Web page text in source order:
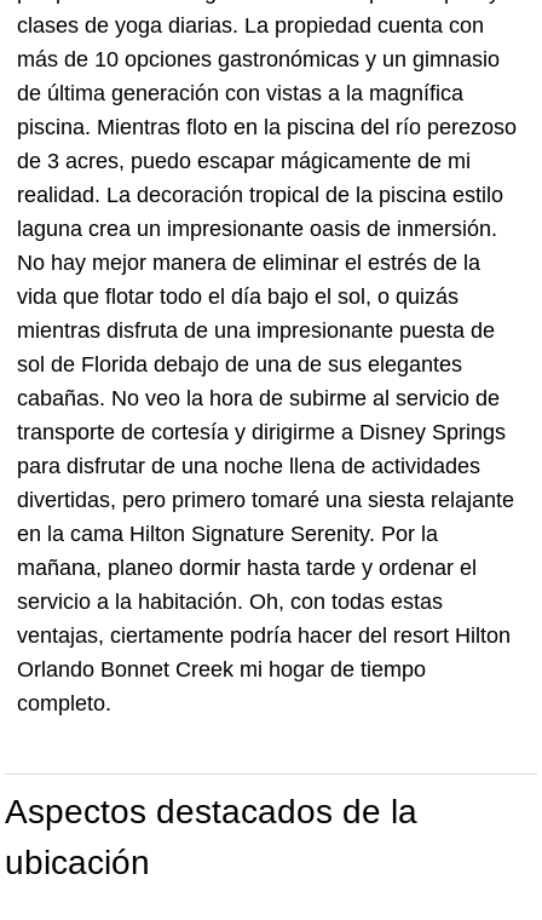
clases de yoga diarias. La propiedad cuenta con
más de 10 opciones gastronómicas y un gimnasio
de última generación con vistas a la magnífica
piscina. Mientras floto en la piscina del río perezoso
de 3 acres, puedo escapar mágicamente de mi
realidad. La decoración tropical de la piscina estilo
laguna crea un impresionante oasis de inmersión.
No hay mejor manera de eliminar el estrés de la
vida que flotar todo el día bajo el sol, o quizás
mientras disfruta de una impresionante puesta de
sol de Florida debajo de una de sus elegantes
cabañas. No veo la hora de subirme al servicio de
transporte de cortesía y dirigirme a Disney Springs
para disfrutar de una noche llena de actividades
divertidas, pero primero tomaré una siesta relajante
en la cama Hilton Signature Serenity. Por la
mañana, planeo dormir hasta tarde y ordenar el
servicio a la habitación. Oh, con todas estas
ventajas, ciertamente podría hacer del resort Hilton
Orlando Bonnet Creek mi hogar de tiempo
completo.
Aspectos destacados de la
ubicación